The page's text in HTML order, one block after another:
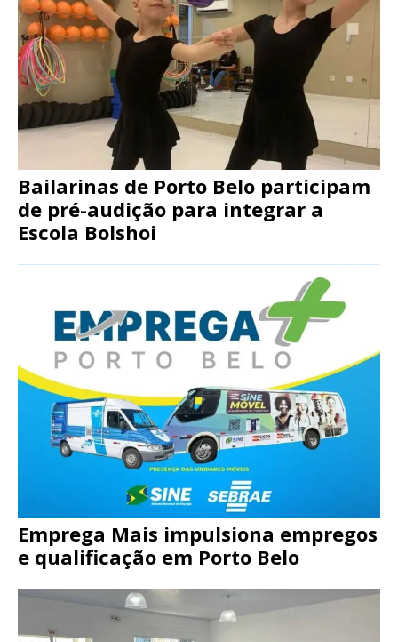
Bailarinas de Porto Belo participam
de pré-audição para integrar a
Escola Bolshoi
Emprega Mais impulsiona empregos
e qualificação em Porto Belo